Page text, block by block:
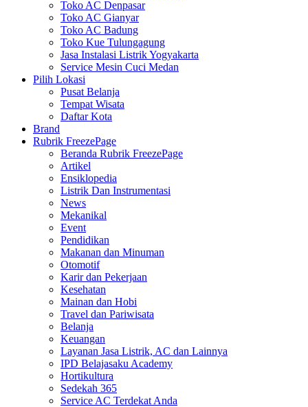
Toko AC Denpasar
Toko AC Gianyar
Toko AC Badung
Toko Kue Tulungagung
Jasa Instalasi Listrik Yogyakarta
Service Mesin Cuci Medan
Pilih Lokasi
Pusat Belanja
Tempat Wisata
Daftar Kota
Brand
Rubrik FreezePage
Beranda Rubrik FreezePage
Artikel
Ensiklopedia
Listrik Dan Instrumentasi
News
Mekanikal
Event
Pendidikan
Makanan dan Minuman
Otomotif
Karir dan Pekerjaan
Kesehatan
Mainan dan Hobi
Travel dan Pariwisata
Belanja
Keuangan
Layanan Jasa Listrik, AC dan Lainnya
IPD Belajasaku Academy
Hortikultura
Sedekah 365
Service AC Terdekat Anda